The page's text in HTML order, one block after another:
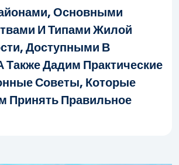
Основными
И Типами Жилой
Доступными В
Также Дадим Практические
Советы, Которые
Принять Правильное